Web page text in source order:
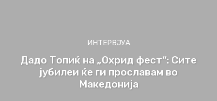
ИНТЕРВЈУА
Дадо Топиќ на „Охрид фест“: Сите
јубилеи ќе ги прославам во
Македонија